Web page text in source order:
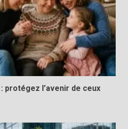
protégez l’avenir de ceux